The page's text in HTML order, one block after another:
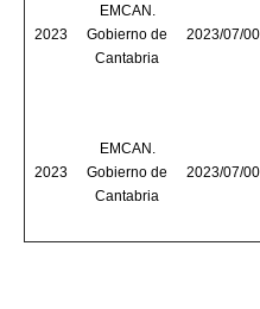
2023
EMCAN.
Gobierno de
Cantabria
2023/07/
2023
EMCAN.
Gobierno de
Cantabria
2023/07/